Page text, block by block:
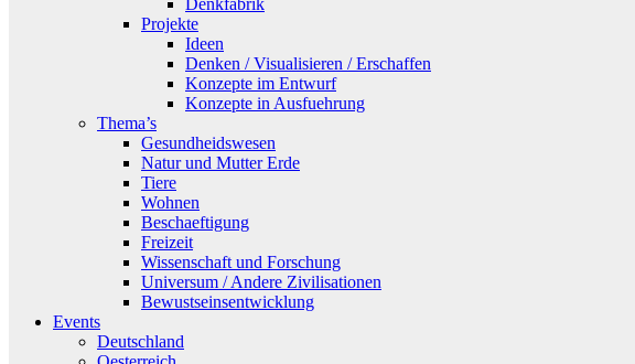
Denkfabrik
Projekte
Ideen
Denken / Visualisieren / Erschaffen
Konzepte im Entwurf
Konzepte in Ausfuehrung
Thema’s
Gesundheidswesen
Natur und Mutter Erde
Tiere
Wohnen
Beschaeftigung
Freizeit
Wissenschaft und Forschung
Universum / Andere Zivilisationen
Bewustseinsentwicklung
Events
Deutschland